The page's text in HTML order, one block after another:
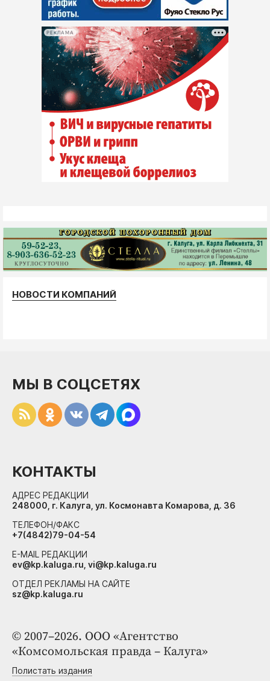
РЕКЛАМА
НОВОСТИ КОМПАНИЙ
© 2007–2026. ООО «Агентство
«Комсомольская правда – Калуга»
Полистать издания
МЫ В СОЦСЕТЯХ
КОНТАКТЫ
АДРЕС РЕДАКЦИИ
248000, г. Калуга, ул. Космонавта Комарова, д. 36
ТЕЛЕФОН/ФАКС
+7(4842)79-04-54
E-MAIL РЕДАКЦИИ
ev@kp.kaluga.ru, vi@kp.kaluga.ru
ОТДЕЛ РЕКЛАМЫ НА САЙТЕ
sz@kp.kaluga.ru